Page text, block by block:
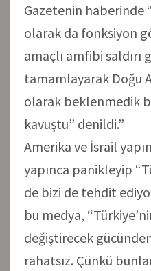
Gazetenin haberinde
olarak da fonksiyon
amaçlı amfibi saldırı
tamamlayarak Doğu
olarak beklenmedik
kavuştu” denildi.”
Amerika ve İsrail
yapınca panikleyip
de bizi de tehdit
bu medya,
değiştirecek
rahatsız. Çünkü